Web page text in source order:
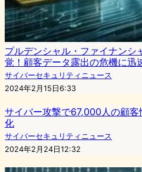
プルデンシャル・ファイナンシ
覚！顧客データ露出の危機に迅
サイバーセキュリティニュース
2024年2月15日6:33
サイバー攻撃で67,000人の顧
化
サイバーセキュリティニュース
2024年2月24日12:32